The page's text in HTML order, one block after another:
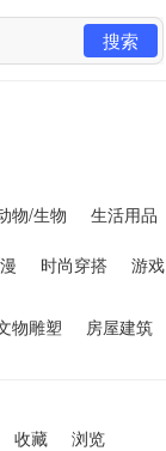
搜索
物/生物 生活用品
时尚穿搭 游戏
物雕塑 房屋建筑
收藏 浏览